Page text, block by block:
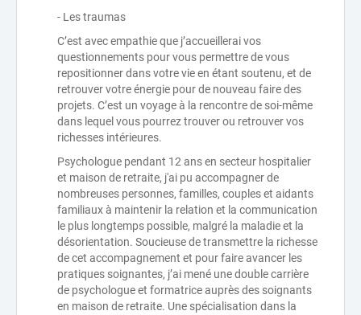
- Les traumas
C’est avec empathie que j’accueillerai vos
questionnements pour vous permettre de vous
repositionner dans votre vie en étant soutenu, et de
retrouver votre énergie pour de nouveau faire des
projets. C’est un voyage à la rencontre de soi-même
dans lequel vous pourrez trouver ou retrouver vos
richesses intérieures.
Psychologue pendant 12 ans en secteur hospitalier
et maison de retraite, j'ai pu accompagner de
nombreuses personnes, familles, couples et aidants
familiaux à maintenir la relation et la communication
le plus longtemps possible, malgré la maladie et la
désorientation. Soucieuse de transmettre la richesse
de cet accompagnement et pour faire avancer les
pratiques soignantes, j’ai mené une double carrière
de psychologue et formatrice auprès des soignants
en maison de retraite. Une spécialisation dans la